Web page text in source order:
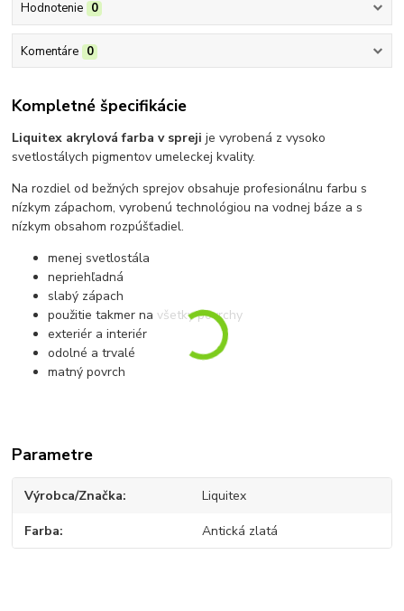
Hodnotenie 0
Komentáre 0
Kompletné špecifikácie
Liquitex akrylová farba v spreji je vyrobená z vysoko
svetlostálych pigmentov umeleckej kvality.
Na rozdiel od bežných sprejov obsahuje profesionálnu farbu s
nízkym zápachom, vyrobenú technológiou na vodnej báze a s
nízkym obsahom rozpúšťadiel.
menej svetlostála
nepriehľadná
slabý zápach
použitie takmer na všetky povrchy
exteriér a interiér
odolné a trvalé
matný povrch
Parametre
Výrobca/Značka Liquitex
Farba Antická zlatá